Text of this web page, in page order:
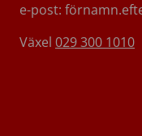
e-post:
Växel 029 300 1010